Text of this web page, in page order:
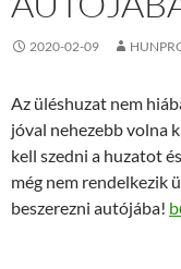
2020-02-09
Az üléshuzat nem
jóval nehezebb volna
kell szedni a huzatot
még nem rendelkezik
beszerezni autójába!